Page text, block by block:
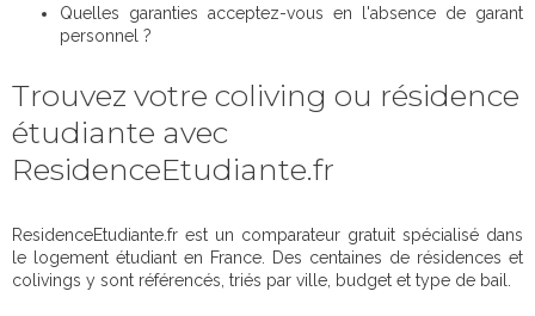
Quelles garanties acceptez-vous en l'absence de garant
personnel ?
Trouvez votre coliving ou résidence
étudiante avec
ResidenceEtudiante.fr
ResidenceEtudiante.fr est un comparateur gratuit spécialisé dans
le logement étudiant en France. Des centaines de résidences et
colivings y sont référencés, triés par ville, budget et type de bail.